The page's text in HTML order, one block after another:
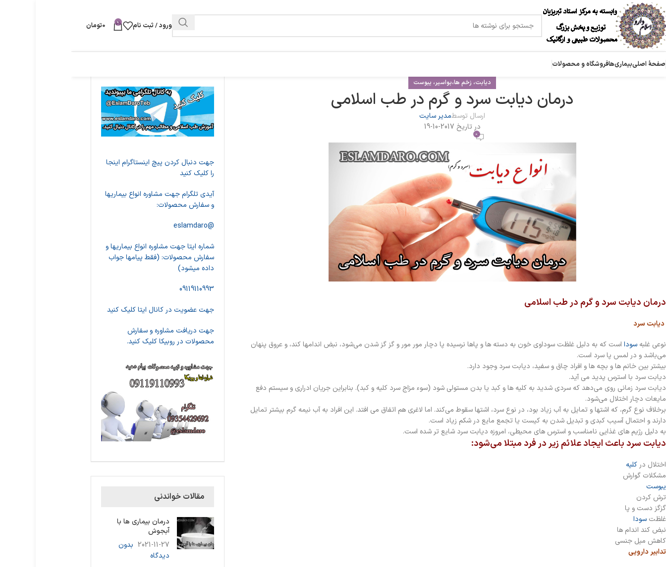
ورود / ثبت نام 0
0تومان
صفحۀ اصلیبیماری‌هافروشگاه و محصولات
دیابت، زخم ها،بواسیر، یبوست
درمان دیابت سرد و گرم در طب اسلامی
ارسال توسطمدیر سایت
در تاریخ 2017-10-19
0
درمان دیابت سرد و گرم در طب اسلامی
دیابت سرد
نوعی غلبه سودا
است که به دلیل غلظت سوداوی خون به دسته ها و پاها نرسیده پا دچار مور مور و گز گز شدن می‌شود، نبض اندام‎ها کند، و عروق پنهان
می‌باشد و در لمس پا سرد است.
بیشتر بین خانم ها و بچه ها و افراد چاق و سفید، دیابت سرد وجود دارد.
دیابت سرد با استرس پدید می آید.
دیابت سرد زمانی روی می‌دهد که سردی شدید به کلیه ها و کبد یا بدن مستولی شود (سوء مزاج سرد کلیه و کبد). بنابراین جریان ادراری و سیستم دفع
مایعات دچار اختلال می‌شود.
برخلاف نوع گرم، که اشتها و تمایل به آب زیاد بود، در نوع سرد، اشتها سقوط می‌کند. اما لاغری هم اتفاق می افتد. این افراد به آب نیمه گرم بیشتر تمایل
دارند و احتمال آسیب کبدی و تبدیل شدن به کیست یا تجمع مایع در شکم زیاد است.
به دلیل رژیم های غذایی نامناسب و استرس های محیطی، امروزه دیابت سرد شایع تر شده است.
دیابت سرد باعث ایجاد علائم زیر در فرد مبتلا می‌شود:
اختلال در کلیه
مشکلات گوارش
یبوست
ترش کردن
گزگز دست و پا
غلظت سودا
نبض کند اندام ها
کاهش میل جنسی
تدابیر دارویی
جهت دنبال کردن پیچ اینستاگرام اینجا
را کلیک کنید
آیدی تلگرام جهت مشاوره انواع بیماریها
و سفارش محصولات:
@eslamdaro
شماره ایتا جهت مشاوره انواع بیماریها و
سفارش محصولات: (فقط پیامها جواب
داده میشود)
09119110993
جهت عضویت در کانال ایتا کلیک کنید
جهت دریافت مشاوره و سفارش
محصولات در روبیکا کلیک کنید.
مقالات خواندنی
درمان بیماری ها با
آبجوش
2021-11-27 بدون
دیدگاه